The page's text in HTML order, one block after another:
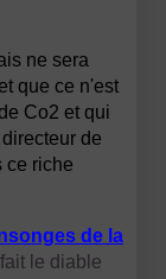
ne sera
que ce n'est
Co2 et qui
directeur de
ce riche
de la
le diable